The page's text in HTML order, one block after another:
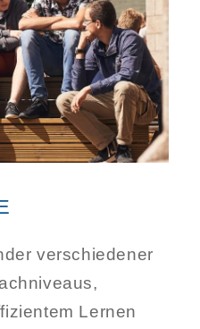
verschiedener
Lernen